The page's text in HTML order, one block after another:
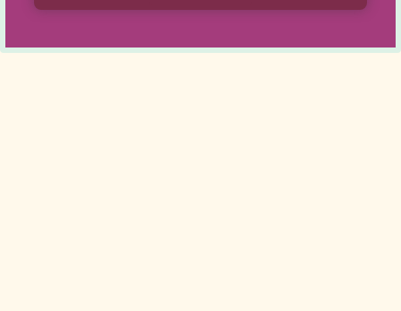
All rights reserved
Vertrag widerrufen